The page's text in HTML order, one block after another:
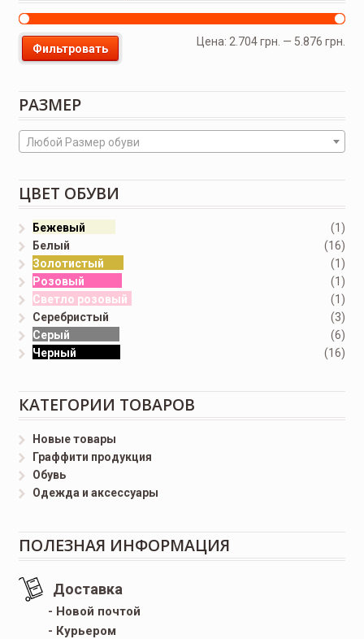
Фильтровать
Цена:2.704 грн. — 5.876 грн.
РАЗМЕР
Любой Размер обуви
ЦВЕТ ОБУВИ
Бежевый
(1)
Белый
(16)
Золотистый
(1)
Розовый
(1)
Светло розовый
(1)
Серебристый
(3)
Серый
(6)
Черный
(16)
КАТЕГОРИИ ТОВАРОВ
Новые товары
Граффити продукция
Обувь
Одежда и аксессуары
ПОЛЕЗНАЯ ИНФОРМАЦИЯ
Доставка
- Новой почтой
- Курьером